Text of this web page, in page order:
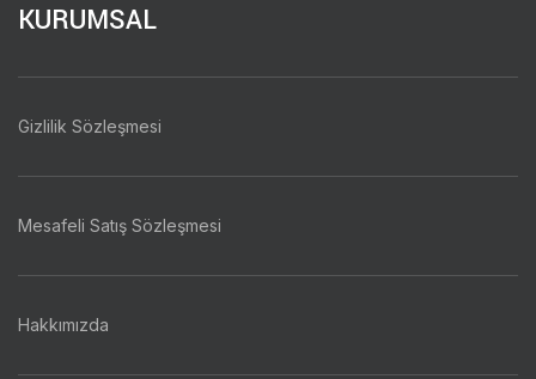
KURUMSAL
Gizlilik Sözleşmesi
Mesafeli Satış Sözleşmesi
Hakkımızda